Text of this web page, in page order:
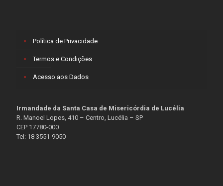
Política de Privacidade
Termos e Condições
Acesso aos Dados
Irmandade da Santa Casa de Misericórdia de Lucélia
R. Manoel Lopes, 410 – Centro, Lucélia – SP
CEP 17780-000
Tel: 18 3551-9050